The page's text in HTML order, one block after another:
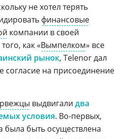
не хотел терять
финансовые
компании в своей
как «Вымпелком» все
рынок, Telenor дал
согласие на присоединение
выдвигали два
условия. Во-первых,
была быть осуществлена